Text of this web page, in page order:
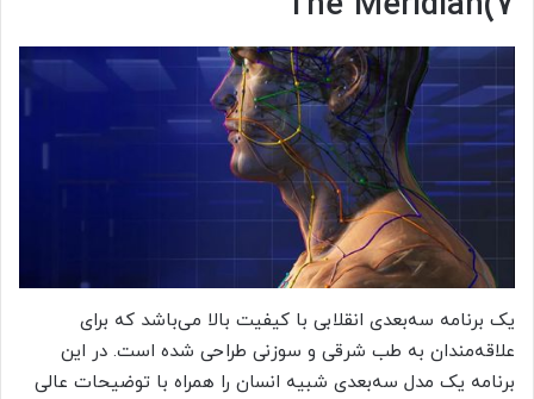
یک برنامه سه‌بعدی انقلابی با کیفیت بالا می‌باشد که برای
علاقه‌مندان به طب شرقی و سوزنی طراحی شده است. در این
برنامه یک مدل سه‌بعدی شبیه انسان را همراه با توضیحات عالی